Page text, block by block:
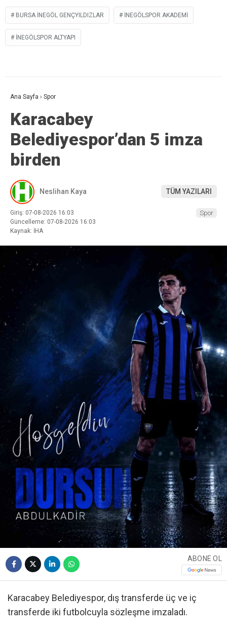
BURSA İNEGÖL GENÇYILDIZLAR İNEGÖLSPOR AKADEMI
İNEGÖLSPOR ALTYAPI
Ana Sayfa › Spor
Karacabey
Belediyespor’dan 5 imza
birden
Neslihan Kaya TÜM YAZILARI
Giriş: 07-08-2026 16:03
Güncelleme: 07-08-2026 16:03
Kaynak: İHA
Spor
ABONE OL
Karacabey Belediyespor, dış transferde üç ve iç
transferde iki futbolcuyla sözleşme imzaladı.